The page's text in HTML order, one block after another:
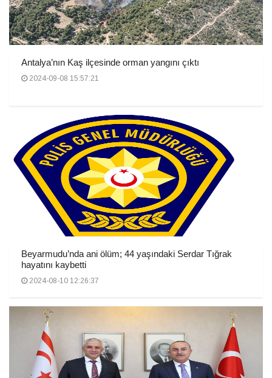
Antalya’nın Kaş ilçesinde orman yangını çıktı
2024-09-08 15:57:21
Beyarmudu’nda ani ölüm; 44 yaşındaki Serdar Tığrak
hayatını kaybetti
2024-08-10 12:26:37